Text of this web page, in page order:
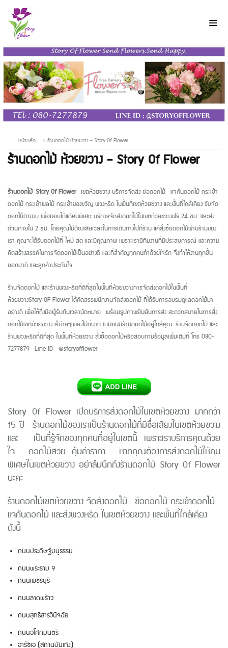
หน้าหลัก ร้านดอกไม้ ห้วยขวาง - Story Of Flower
ร้านดอกไม้ ห้วยขวาง - Story Of Flower
ร้านดอกไม้ Story Of Flower เขตห้วยขวาง บริการจัดส่ง ช่อดอกไม้ แจกันดอกไม้ กระเช้า
ดอกไม้ กระเช้าผลไม้ กระเช้าของขวัญ พวงหรีด ในพื้นที่เขตห้วยขวาง และพื้นที่ใกล้เคียง รับจัด
ดอกไม้ตามงบ เพื่อมอบให้แด่คนพิเศษ บริการจัดส่งดอกไม้ในเขตห้วยขวางฟรี24ชม. และส่ง
ด่วนภายใน2ชม. โดยคุณไม่ต้องเสียเวลาในการเดินทางไปที่ร้าน แค่สั่งซื้อดอกไม้ผ่านร้านของ
เรา คุณจะได้รับดอกไม้ที่ ใหม่ สด และมีคุณภาพ เพราะเรามีทีมงานที่มีประสบการณ์ และความ
คิดสร้างสรรค์ในการจัดดอกไม้เป็นอย่างดี และที่สำคัญทุกคนทำด้วยใจรัก จึงทำให้งานทุกชิ้น
ออกมาดี และลูกค้าประทับใจ
ร้านจัดดอกไม้ และร้านพวงหรีดที่ดีที่สุดในพื้นที่ห้วยขวางการจัดส่งดอกไม้ในพื้นที่
ห้วยขวางStory OF Flowerได้คัดสรรพนักงานจัดส่งดอกไม้ ที่ได้รับการอบรมดูแลดอกไม้มา
อย่างดี เพื่อให้ถึงมือผู้รับทันเวลานัดหมาย พร้อมรูปภาพยืนยันการส่ง สะดวกสบายในการสั่ง
ดอกไม้เขตห้วยขวาง สั่งง่ายๆเพียงไม่กี่นาที เหมือนมีร้านดอกไม้อยู่ใกล้คุณ ร้านจัดดอกไม้ และ
ร้านพวงหรีดที่ดีที่สุด ในพื้นที่ห้วยขวาง สั่งซื้อดอกไม้หรือสอบถามข้อมูลเพิ่มเติมที่ โทร080-
7277879 Line ID : @storyofflower
Story Of Flower เปิดบริการส่งดอกไม้ในเขตห้วยขวาง มากกว่า
15 ปี ร้านดอกไม้ของเราเป็นร้านดอกไม้ที่มีชื่อเสียงในเขตห้วยขวาง
และ เป็นที่รู้จักของทุกคนที่อยู่ในเขตนี้ เพราะเราบริการคุณด้วย
ใจ ดอกไม้สวย คุ้มค่าราคา หากคุณต้องการส่งดอกไม้ให้คน
พิเศษในเขตห้วยขวาง อย่าลืมนึกถึงร้านดอกไม้ Story Of Flower
นะคะ
ร้านดอกไม้เขตห้วยขวาง จัดส่งดอกไม้ ช่อดอกไม้ กระเช้าดอกไม้
แจกันดอกไม้ และส่งพวงหรีด ในเขตห้วยขวาง และพื้นที่ใกล้เคียง
ดังนี้
ถนนประดิษฐ์มนูธรรม
ถนนพระราม 9
ถนนเพชรบุรี
ถนนลาดพร้าว
ถนนสุทธิสารวินิจฉัย
ถนนอโศกมนตรี
อาร์ซีเอ (สถานบันเทิง)